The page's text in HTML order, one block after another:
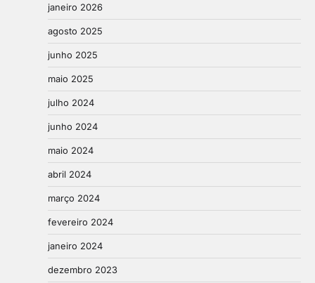
janeiro 2026
agosto 2025
junho 2025
maio 2025
julho 2024
junho 2024
maio 2024
abril 2024
março 2024
fevereiro 2024
janeiro 2024
dezembro 2023